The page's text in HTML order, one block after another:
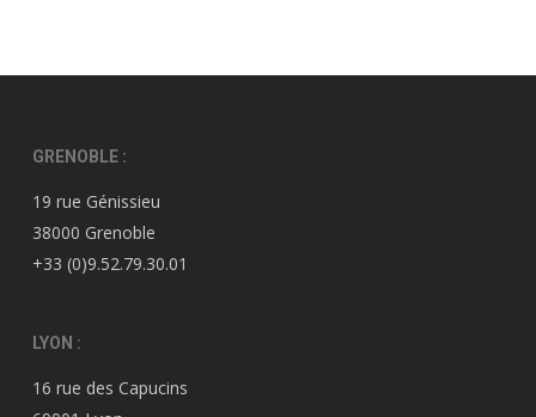
GRENOBLE :
19 rue Génissieu
38000 Grenoble
+33 (0)9.52.79.30.01
LYON :
16 rue des Capucins